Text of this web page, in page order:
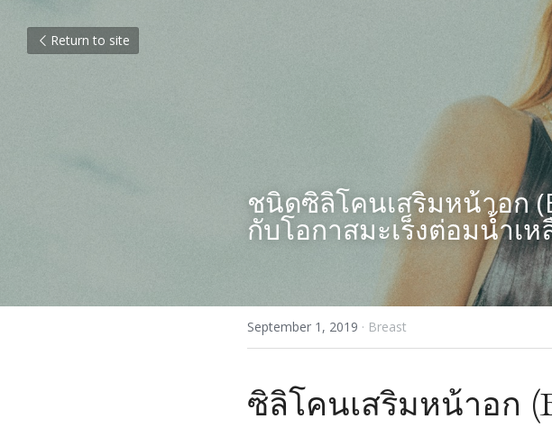
Return to site
ชนิดซิลิโคนเสริมหน้าอก
กับโอกาสมะเร็งต่อมน้ำเห
September 1, 2019 · Breast
ซิลิโคนเสริมหน้าอก